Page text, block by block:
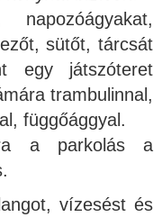
sütőt, tárcsát
egy játszóteret
trambulinnal,
függőággyal.
a parkolás a
vízesést és